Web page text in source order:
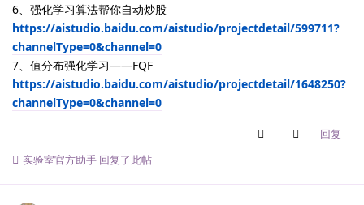
6、强化学习算法帮你自动炒股
https://aistudio.baidu.com/aistudio/projectdetail/599711?
channelType=0&channel=0
7、值分布强化学习——FQF
https://aistudio.baidu.com/aistudio/projectdetail/1648250?
channelType=0&channel=0
回复
实验室官方助手 回复了此帖